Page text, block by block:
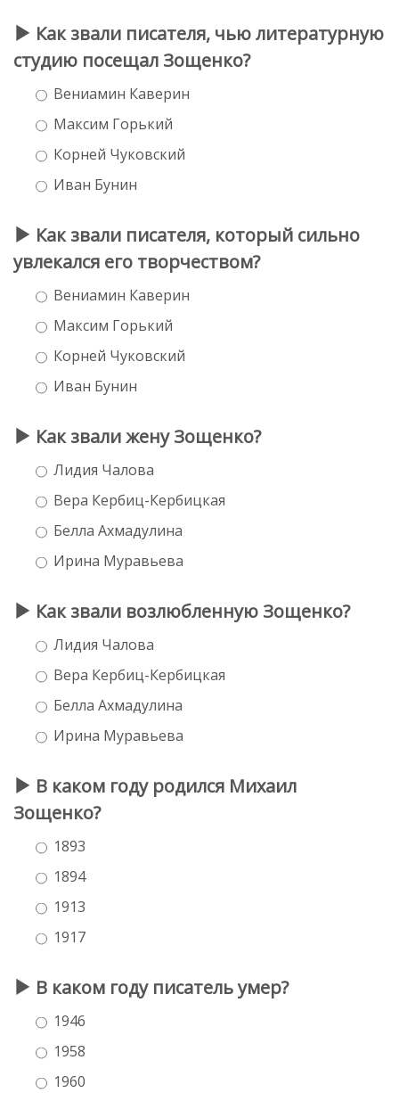
Как звали писателя, чью литературную
студию посещал Зощенко?
Вениамин Каверин
Максим Горький
Корней Чуковский
Иван Бунин
Как звали писателя, который сильно
увлекался его творчеством?
Вениамин Каверин
Максим Горький
Корней Чуковский
Иван Бунин
Как звали жену Зощенко?
Лидия Чалова
Вера Кербиц-Кербицкая
Белла Ахмадулина
Ирина Муравьева
Как звали возлюбленную Зощенко?
Лидия Чалова
Вера Кербиц-Кербицкая
Белла Ахмадулина
Ирина Муравьева
В каком году родился Михаил
Зощенко?
1893
1894
1913
1917
В каком году писатель умер?
1946
1958
1960